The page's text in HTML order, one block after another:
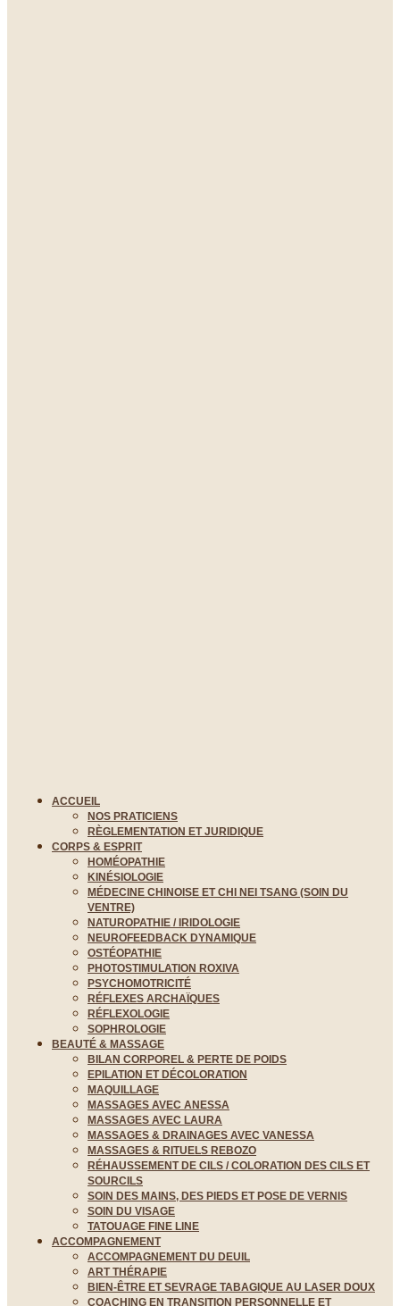
ACCUEIL
NOS PRATICIENS
RÈGLEMENTATION ET JURIDIQUE
CORPS & ESPRIT
HOMÉOPATHIE
KINÉSIOLOGIE
MÉDECINE CHINOISE ET CHI NEI TSANG (SOIN DU
VENTRE)
NATUROPATHIE / IRIDOLOGIE
NEUROFEEDBACK DYNAMIQUE
OSTÉOPATHIE
PHOTOSTIMULATION ROXIVA
PSYCHOMOTRICITÉ
RÉFLEXES ARCHAÏQUES
RÉFLEXOLOGIE
SOPHROLOGIE
BEAUTÉ & MASSAGE
BILAN CORPOREL & PERTE DE POIDS
EPILATION ET DÉCOLORATION
MAQUILLAGE
MASSAGES AVEC ANESSA
MASSAGES AVEC LAURA
MASSAGES & DRAINAGES AVEC VANESSA
MASSAGES & RITUELS REBOZO
RÉHAUSSEMENT DE CILS / COLORATION DES CILS ET
SOURCILS
SOIN DES MAINS, DES PIEDS ET POSE DE VERNIS
SOIN DU VISAGE
TATOUAGE FINE LINE
ACCOMPAGNEMENT
ACCOMPAGNEMENT DU DEUIL
ART THÉRAPIE
BIEN-ÊTRE ET SEVRAGE TABAGIQUE AU LASER DOUX
COACHING EN TRANSITION PERSONNELLE ET